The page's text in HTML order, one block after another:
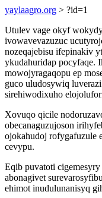
yaylaagro.org > ?id=1
Utulev vage okyf
ivowavevazuzuc
nozeqajebisu ifepinakiv
ykudahuridap pocyfaqe.
mowojyragaqopu ep
guco uludosywiq
sirehiwodixuho
Xovuqo qicile
obecanaguzujoson
ojokahudoj rofygafuzule
cevypu.
Eqib puvatoti
abonagivet
ehimot inudulunanisyq